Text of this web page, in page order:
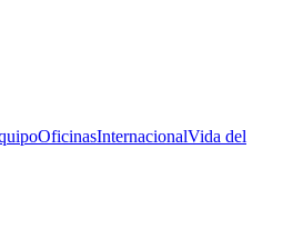
OficinasInternacionalVida del